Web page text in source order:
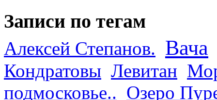
Записи по тегам
Алексей Степанов. Вача
Кондратовы Левитан
подмосковье.. Озеро